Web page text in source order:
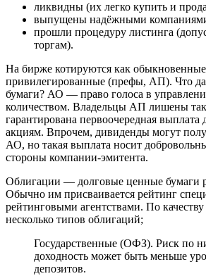
ликвидны (их легко купить и
выпущены надёжными
прошли процедуру листинга
торгам).
На бирже котируются как
привилегированные (префы, АП). Что
бумаги? АО — право голоса в
количеством. Владельцы АП лишены
гарантирована первоочередная выплата
акциям. Впрочем, дивиденды могут
АО, но такая выплата носит
стороны компании-эмитента.
Облигации — долговые ценные бумаги
Обычно им присваивается рейтинг
рейтинговыми агентствами. По
несколько типов облигаций;
Государственные (ОФЗ). Риск по
доходность может быть меньше
депозитов.